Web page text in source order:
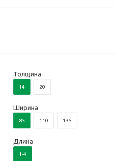
Толщина
14 20
Ширина
85 110 135
Длина
1-4